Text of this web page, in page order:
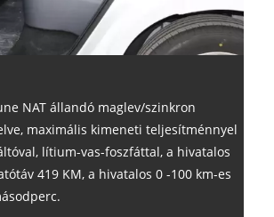
NAT állandó maglev/szinkron
maximális kimeneti teljesítménnyel
lítium-vas-foszfáttal, a hivatalos
419 KM, a hivatalos 0 -100 km-es